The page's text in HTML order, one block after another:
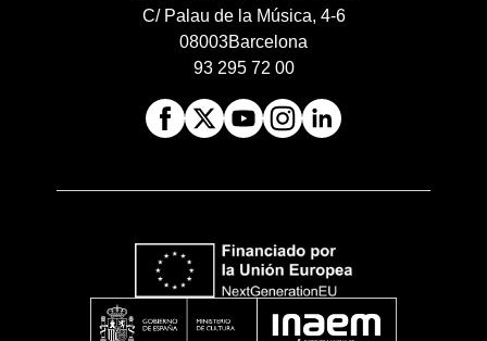
C/ Palau de la Música, 4-6
08003Barcelona
93 295 72 00